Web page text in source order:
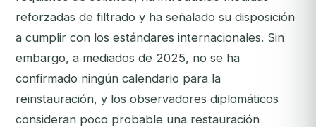
reforzadas de filtrado y ha señalado su disposición
a cumplir con los estándares internacionales. Sin
embargo, a mediados de 2025, no se ha
confirmado ningún calendario para la
reinstauración, y los observadores diplomáticos
consideran poco probable una restauración